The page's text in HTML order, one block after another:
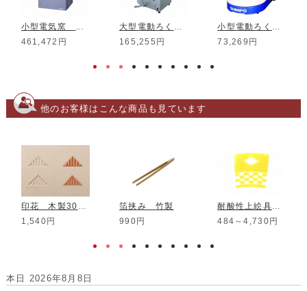
小型電気窯 DMT-01
461,472円
大型電動ろくろ RK-3D
165,255円
小型電動ろくろ RK-5T
73,269円
他のお客様はこんな商品も見ています
印花 木製30mm STM-R2
1,540円
箔挟み 竹製
990円
耐酸性上絵具 マンダリン
484～4,730円
本日 2026年8月8日